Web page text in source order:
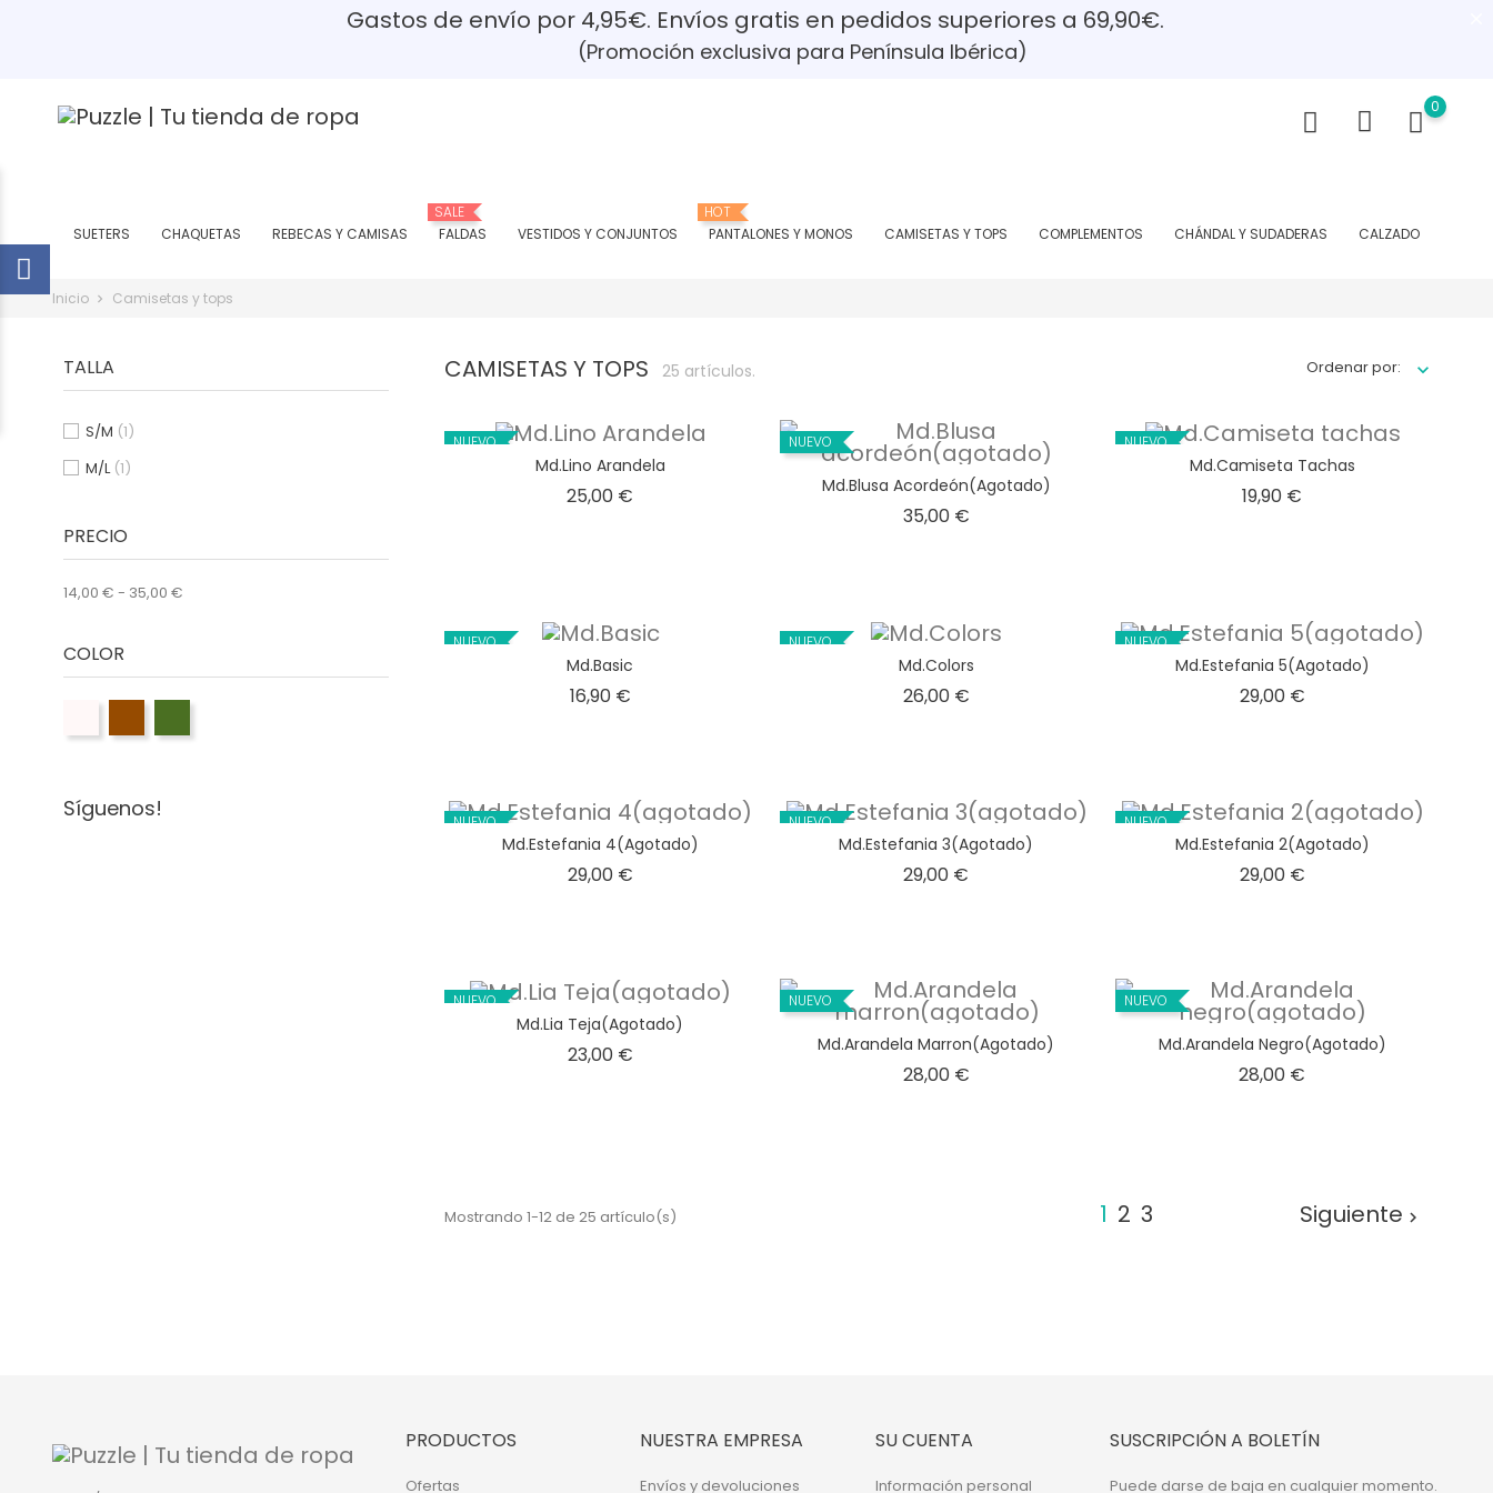
Gastos de envío por 4,95€. Envíos gratis en pedidos superiores a 69,90€.
(Promoción exclusiva para Península Ibérica)
SUETERS CHAQUETAS REBECAS Y CAMISAS
SALE
FALDAS
VESTIDOS Y CONJUNTOS
HOT
PANTALONES Y MONOS
CAMISETAS Y TOPS COMPLEMENTOS CHÁNDAL Y SUDADERAS CALZADO
0
Inicio Camisetas y tops
TALLA
S/M (1)
M/L (1)
PRECIO
14,00 € - 35,00 €
COLOR
Síguenos!
CAMISETAS Y TOPS 25 artículos. Ordenar por:
NUEVO
Md.Lino Arandela
25,00 €
NUEVO
Md.Blusa Acordeón(agotado)
35,00 €Precio
NUEVO
Md.Camiseta Tachas
19,90 €
NUEVO
Md.Basic
16,90 €Precio
NUEVO
Md.Colors
26,00 €Precio
NUEVO
Md.Estefania 5(agotado)
29,00 €Precio
NUEVO
Md.Estefania 4(agotado)
29,00 €Precio
NUEVO
Md.Estefania 3(agotado)
29,00 €
NUEVO
Md.Estefania 2(agotado)
29,00 €Precio
NUEVO
Md.Lia Teja(agotado)
23,00 €Precio
NUEVO
Md.Arandela Marron(agotado)
28,00 €Precio
NUEVO
Md.Arandela Negro(agotado)
28,00 €
Mostrando 1-12 de 25 artículo(s) 1 2 3 Siguiente 
PRODUCTOS
Ofertas
NUESTRA EMPRESA
Envíos y devoluciones
SU CUENTA
Información personal
SUSCRIPCIÓN A BOLETÍN
Puede darse de baja en cualquier momento.